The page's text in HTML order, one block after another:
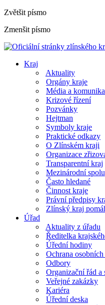
Zvětšit písmo
Zmenšit písmo
Kraj
Aktuality
Orgány kraje
Média a
Krizové řízení
Pozvánky
Hejtman
Symboly kraje
Praktické odkazy
O Zlínském kraji
Organizace
Transparentní kraj
Mezinárodní
Často hledané
Činnost kraje
Právní předpisy
Zlínský kraj
Úřad
Aktuality z úřadu
Ředitelka
Úřední hodiny
Ochrana
Odbory
Organizační řád a
Veřejné zakázky
Kariéra
Úřední deska